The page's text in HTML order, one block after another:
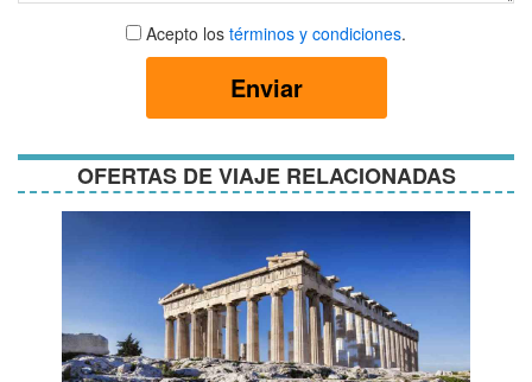
Aceptar
términos
Acepto los términos y condiciones.
Enviar
OFERTAS DE VIAJE RELACIONADAS